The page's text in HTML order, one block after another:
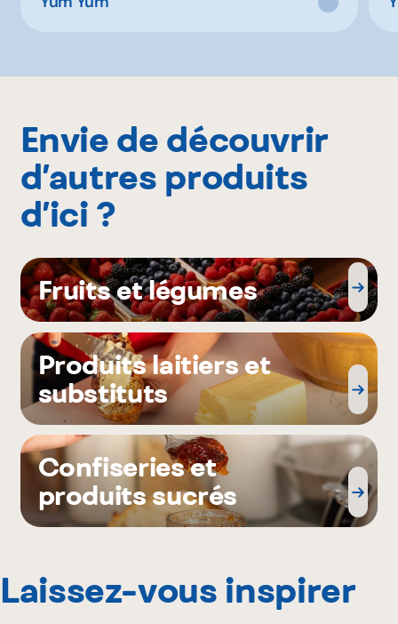
Envie de découvrir
d’autres produits
d’ici ?
Fruits et légumes
Produits laitiers et
substituts
Confiseries et
produits sucrés
Laissez-vous inspirer